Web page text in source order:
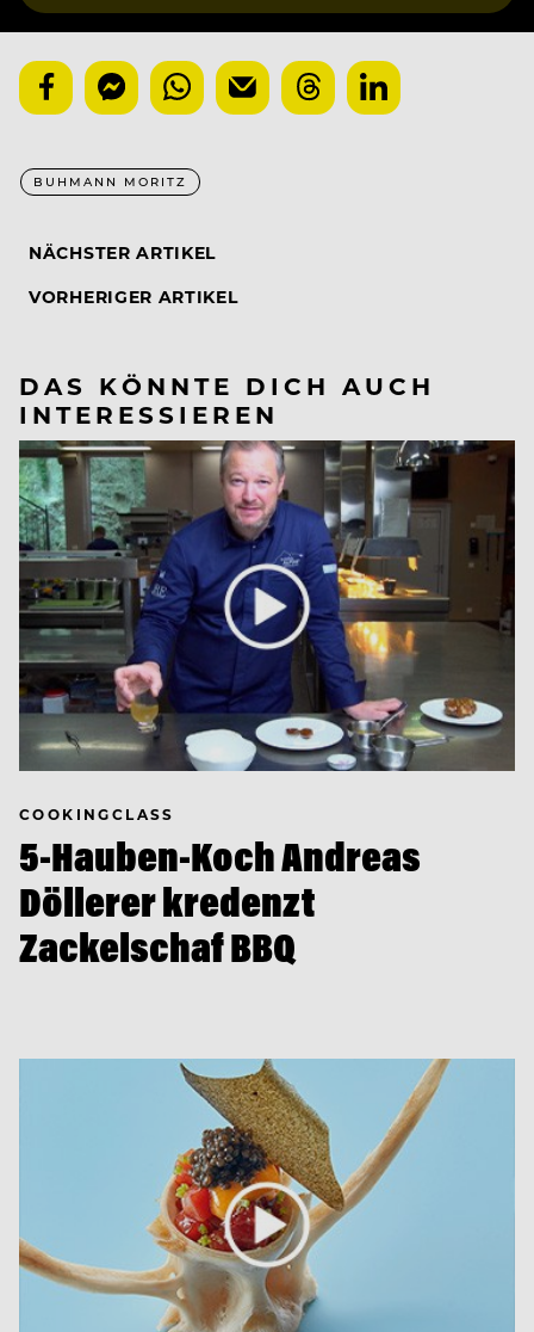
BUHMANN MORITZ
NÄCHSTER ARTIKEL
VORHERIGER ARTIKEL
DAS KÖNNTE DICH AUCH
INTERESSIEREN
COOKINGCLASS
5-Hauben-Koch Andreas
Döllerer kredenzt
Zackelschaf BBQ